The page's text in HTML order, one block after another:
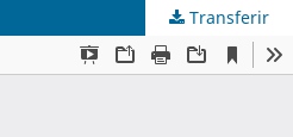
Transferir